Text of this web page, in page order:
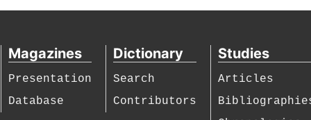
Magazines
Presentation
Database
Dictionary
Search
Contributors
Studies
Articles